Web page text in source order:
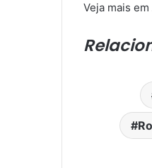
Veja mais